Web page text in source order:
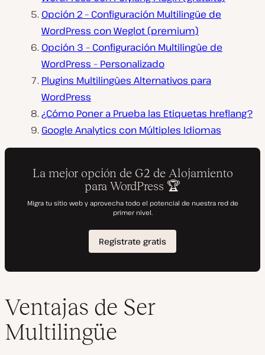
Opción 2 – Configuración Multilingüe de
WordPress con Weglot (premium)
Opción 3 – Configuración Multilingüe de
WordPress – Personalizado
Plugins Multilingües Alternativos para
WordPress
¿Cómo Poner a Prueba las Etiquetas hreflang?
Google Analytics con Múltiples Idiomas
Ventajas de Ser
Multilingüe